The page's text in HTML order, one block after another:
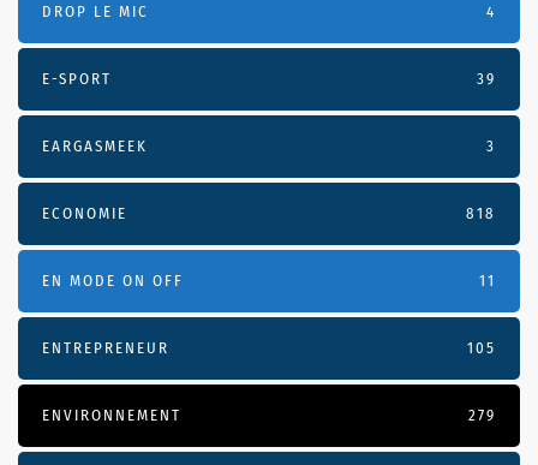
DROP LE MIC 4
E-SPORT 39
EARGASMEEK 3
ECONOMIE 818
EN MODE ON OFF 11
ENTREPRENEUR 105
ENVIRONNEMENT 279